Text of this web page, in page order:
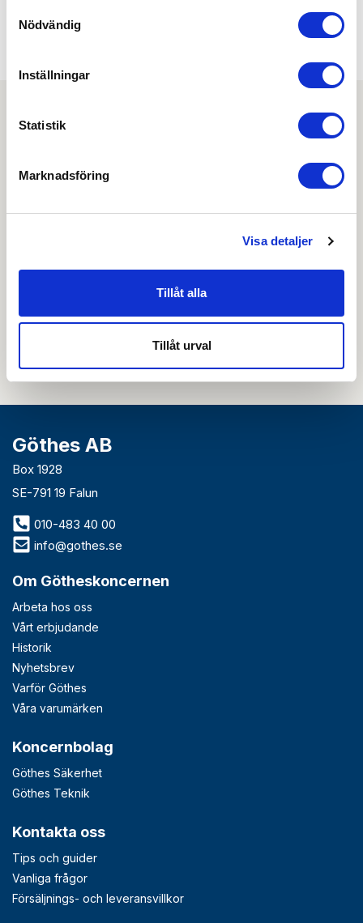
Nödvändig
Inställningar
Statistik
Marknadsföring
Visa detaljer
Tillåt alla
Tillåt urval
Prenumerera på vårt nyhetsbrev och få tips,
guider och senaste nytt direkt i din inkorg.
nyhetsbrev så accepterar du innehållet i vårintegritetspolicy. Du kan hitta
tidigare nyhetsbrevhär
Göthes AB
Box 1928
SE-791 19 Falun
010-483 40 00
info@gothes.se
Om Götheskoncernen
Arbeta hos oss
Vårt erbjudande
Historik
Nyhetsbrev
Varför Göthes
Våra varumärken
Koncernbolag
Göthes Säkerhet
Göthes Teknik
Kontakta oss
Tips och guider
Vanliga frågor
Försäljnings- och leveransvillkor